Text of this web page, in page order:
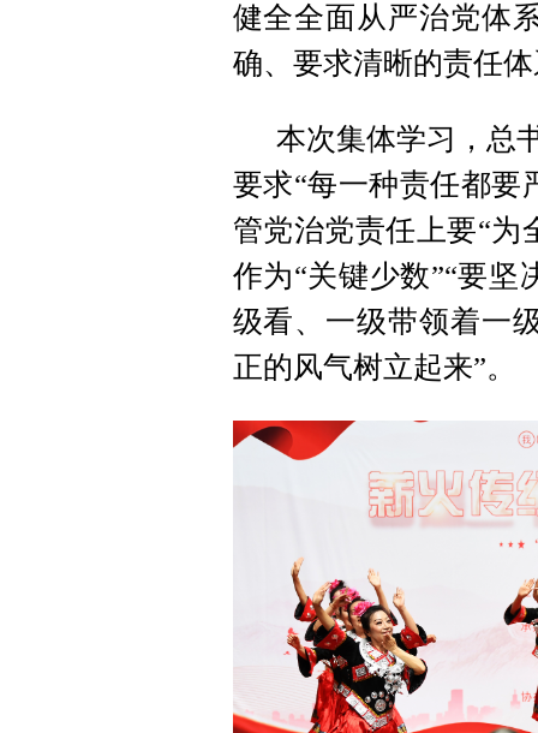
健全全面从严治党体
确、要求清晰的责任体
本次集体学习，总
要求“每一种责任都要
管党治党责任上要“为
作为“关键少数”“要坚
级看、一级带领着一
正的风气树立起来”。